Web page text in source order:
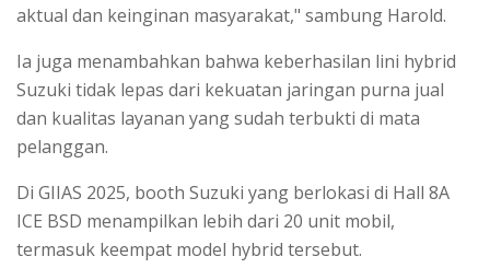
aktual dan keinginan masyarakat," sambung Harold.
Ia juga menambahkan bahwa keberhasilan lini hybrid
Suzuki tidak lepas dari kekuatan jaringan purna jual
dan kualitas layanan yang sudah terbukti di mata
pelanggan.
Di GIIAS 2025, booth Suzuki yang berlokasi di Hall 8A
ICE BSD menampilkan lebih dari 20 unit mobil,
termasuk keempat model hybrid tersebut.